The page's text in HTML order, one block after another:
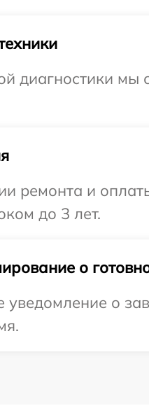
диагностики мы
ремонта и
до 3 лет.
о
уведомление о